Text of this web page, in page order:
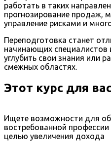
работать в таких
прогнозирование продаж,
управление рисками и
Переподготовка станет
начинающих специалистов
углубить свои знания или
смежных областях.
Этот курс для
Ищете возможности для
востребованной
целью увеличения дохода